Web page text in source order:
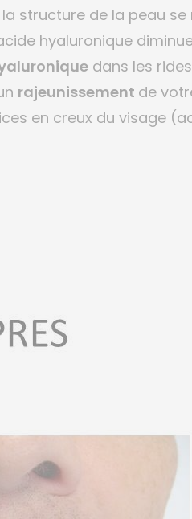
structure de la peau
hyaluronique
dans les
rajeunissement de
en creux du visage